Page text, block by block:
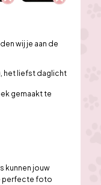
wij je aan de
het liefst daglicht
gemaakt te
kunnen jouw
perfecte foto